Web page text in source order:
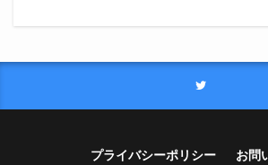
プライバシーポリシー お問